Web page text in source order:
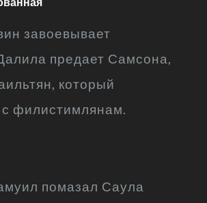
завоевывает
предает Самсона,
который
филистимлянам.
помазал Саула